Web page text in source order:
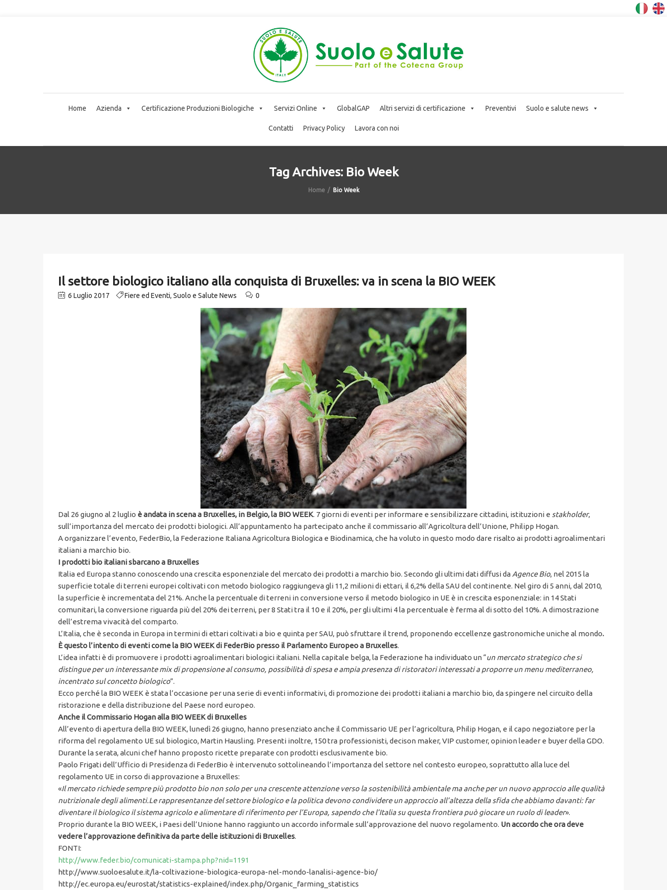
Home Azienda Certificazione Produzioni Biologiche Servizi Online GlobalGAP Altri servizi di certificazione Preventivi Suolo e salute news
Contatti Privacy Policy Lavora con noi
Tag Archives: Bio Week
Home Bio Week
Il settore biologico italiano alla conquista di Bruxelles: va in scena la BIO WEEK
6 Luglio 2017 Fiere ed Eventi, Suolo e Salute News 0
Dal 26 giugno al 2 luglio è andata in scena a Bruxelles, in Belgio, la BIO WEEK. 7 giorni di eventi per informare e sensibilizzare cittadini, istituzioni e stakholder,
sull’importanza del mercato dei prodotti biologici. All’appuntamento ha partecipato anche il commissario all’Agricoltura dell’Unione, Philipp Hogan.
A organizzare l’evento, FederBio, la Federazione Italiana Agricoltura Biologica e Biodinamica, che ha voluto in questo modo dare risalto ai prodotti agroalimentari
italiani a marchio bio.
I prodotti bio italiani sbarcano a Bruxelles
Italia ed Europa stanno conoscendo una crescita esponenziale del mercato dei prodotti a marchio bio. Secondo gli ultimi dati diffusi daAgence Bio, nel 2015 la
superficie totale di terreni europei coltivati con metodo biologico raggiungeva gli 11,2 milioni di ettari, il 6,2% della SAU del continente. Nel giro di 5 anni, dal 2010,
la superficie è incrementata del 21%. Anche la percentuale di terreni in conversione verso il metodo biologico in UE è in crescita esponenziale: in 14 Stati
comunitari, la conversione riguarda più del 20% dei terreni, per 8 Stati tra il 10 e il 20%, per gli ultimi 4 la percentuale è ferma al di sotto del 10%. A dimostrazione
dell’estrema vivacità del comparto.
L’Italia, che è seconda in Europa in termini di ettari coltivati a bio e quinta per SAU, può sfruttare il trend, proponendo eccellenze gastronomiche uniche al mondo.
È questo l’intento di eventi come la BIO WEEK di FederBio presso il Parlamento Europeo a Bruxelles.
L’idea infatti è di promuovere i prodotti agroalimentari biologici italiani. Nella capitale belga, la Federazione ha individuato un “un mercato strategico che si
distingue per un interessante mix di propensione al consumo, possibilità di spesa e ampia presenza di ristoratori interessati a proporre un menu mediterraneo,
incentrato sul concetto biologico”.
Ecco perché la BIO WEEK è stata l’occasione per una serie di eventi informativi, di promozione dei prodotti italiani a marchio bio, da spingere nel circuito della
ristorazione e della distribuzione del Paese nord europeo.
Anche il Commissario Hogan alla BIO WEEK di Bruxelles
All’evento di apertura della BIO WEEK, lunedì 26 giugno, hanno presenziato anche il Commissario UE per l’agricoltura, Philip Hogan, e il capo negoziatore per la
riforma del regolamento UE sul biologico, Martin Hausling. Presenti inoltre, 150 tra professionisti, decison maker, VIP customer, opinion leader e buyer della GDO.
Durante la serata, alcuni chef hanno proposto ricette preparate con prodotti esclusivamente bio.
Paolo Frigati dell’Ufficio di Presidenza di FederBio è intervenuto sottolineando l’importanza del settore nel contesto europeo, soprattutto alla luce del
regolamento UE in corso di approvazione a Bruxelles:
«Il mercato richiede sempre più prodotto bio non solo per una crescente attenzione verso la sostenibilità ambientale ma anche per un nuovo approccio alle qualità
nutrizionale degli alimenti.Le rappresentanze del settore biologico e la politica devono condividere un approccio all’altezza della sfida che abbiamo davanti: far
diventare il biologico il sistema agricolo e alimentare di riferimento per l’Europa, sapendo che l’Italia su questa frontiera può giocare un ruolo di leader».
Proprio durante la BIO WEEK, i Paesi dell’Unione hanno raggiunto un accordo informale sull’approvazione del nuovo regolamento. Un accordo che ora deve
vedere l’approvazione definitiva da parte delle istituzioni di Bruxelles.
FONTI:
http://www.feder.bio/comunicati-stampa.php?nid=1191
http://www.suoloesalute.it/la-coltivazione-biologica-europa-nel-mondo-lanalisi-agence-bio/
http://ec.europa.eu/eurostat/statistics-explained/index.php/Organic_farming_statistics